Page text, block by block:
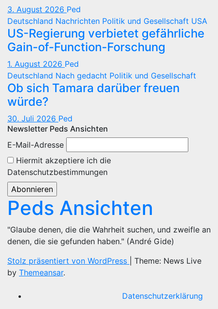
3. August 2026 Ped
Deutschland Nachrichten Politik und Gesellschaft USA
US-Regierung verbietet gefährliche
Gain-of-Function-Forschung
1. August 2026 Ped
Deutschland Nach gedacht Politik und Gesellschaft
Ob sich Tamara darüber freuen
würde?
30. Juli 2026 Ped
Newsletter Peds Ansichten
E-Mail-Adresse
Hiermit akzeptiere ich die
Datenschutzbestimmungen
Peds Ansichten
"Glaube denen, die die Wahrheit suchen, und zweifle an
denen, die sie gefunden haben." (André Gide)
Stolz präsentiert von WordPress
Theme: News Live
by Themeansar.
Datenschutzerklärung